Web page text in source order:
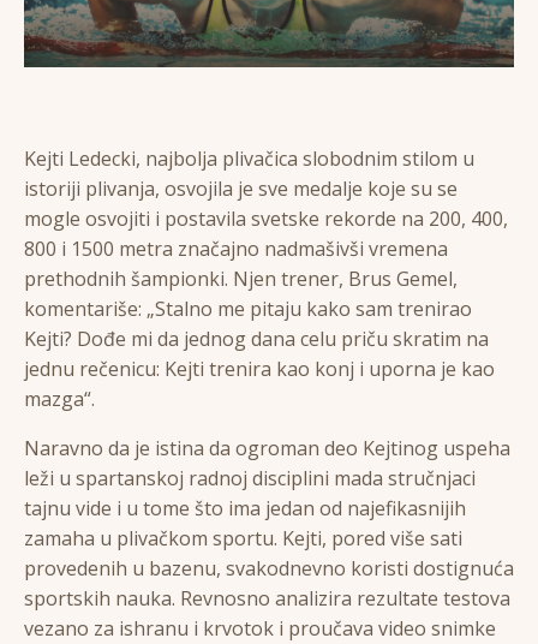
Kejti Ledecki, najbolja plivačica slobodnim stilom u
istoriji plivanja, osvojila je sve medalje koje su se
mogle osvojiti i postavila svetske rekorde na 200, 400,
800 i 1500 metra značajno nadmašivši vremena
prethodnih šampionki. Njen trener, Brus Gemel,
komentariše: „Stalno me pitaju kako sam trenirao
Kejti? Dođe mi da jednog dana celu priču skratim na
jednu rečenicu: Kejti trenira kao konj i uporna je kao
mazga“.
Naravno da je istina da ogroman deo Kejtinog uspeha
leži u spartanskoj radnoj disciplini mada stručnjaci
tajnu vide i u tome što ima jedan od najefikasnijih
zamaha u plivačkom sportu. Kejti, pored više sati
provedenih u bazenu, svakodnevno koristi dostignuća
sportskih nauka. Revnosno analizira rezultate testova
vezano za ishranu i krvotok i proučava video snimke